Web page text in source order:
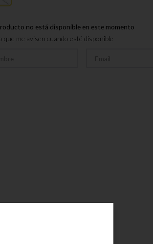
no está disponible en este momento
que me avisen cuando esté disponible